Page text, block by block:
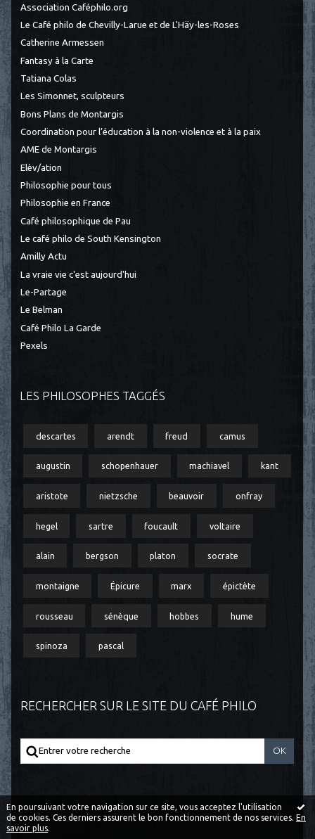
En poursuivant votre navigation sur ce site, vous acceptez l'utilisation
de cookies. Ces derniers assurent le bon fonctionnement de nos services. En
savoir plus.
Association Caféphilo.org
Le Café philo de Chevilly-Larue et de L'Häy-les-Roses
Catherine Armessen
Fantasy à la Carte
Tatiana Colas
Les Simonnet, sculpteurs
Bons Plans de Montargis
Coordination pour l’éducation à la non-violence et à la paix
AME de Montargis
Elèv/ation
Philosophie pour tous
Philosophie en France
Café philosophique de Pau
Le café philo de South Kensington
Amilly Actu
La vraie vie c'est aujourd'hui
Le-Partage
Le Belman
Café Philo La Garde
Pexels
LES PHILOSOPHES TAGGÉS
descartes arendt freud camus
augustin schopenhauer machiavel kant
aristote nietzsche beauvoir onfray
hegel sartre foucault voltaire
alain bergson platon socrate
montaigne Épicure marx épictète
rousseau sénèque hobbes hume
spinoza pascal
RECHERCHER SUR LE SITE DU CAFÉ PHILO